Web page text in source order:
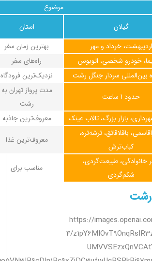
موضوع
استان
گیلان
بهترین زمان سفر
اردیبهشت، خرداد و مهر
راه‌های سفر
خودرو شخصی، اتوبوس
نزدیک‌ترین فرودگاه
بین‌المللی سردار جنگل رشت
مدت پرواز تهران به
رشت
حدود 1 ساعت
معروف‌ترین جاذبه
بازار بزرگ، تالاب عینک
معروف‌ترین غذا
باقلاقاتق، ترشه‌تره،
کباب‌ترش
مناسب برای
خانوادگی، طبیعت‌گردی،
شکم‌گردی
رشت